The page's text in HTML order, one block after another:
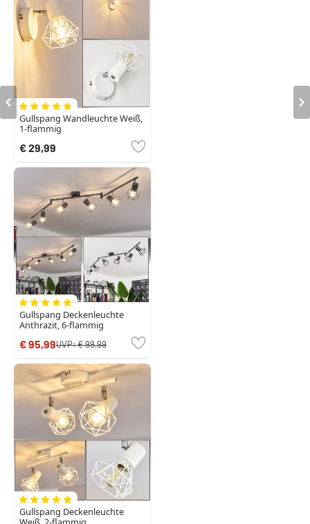
Gullspang Wandleuchte Weiß,
1-flammig
€ 29,99
Gullspang Deckenleuchte
Anthrazit, 6-flammig
€ 95,99UVP:€ 99,99
Gullspang Deckenleuchte